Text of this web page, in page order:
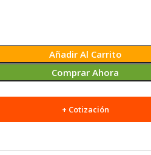
Añadir Al Carrito
Comprar Ahora
+ Cotización